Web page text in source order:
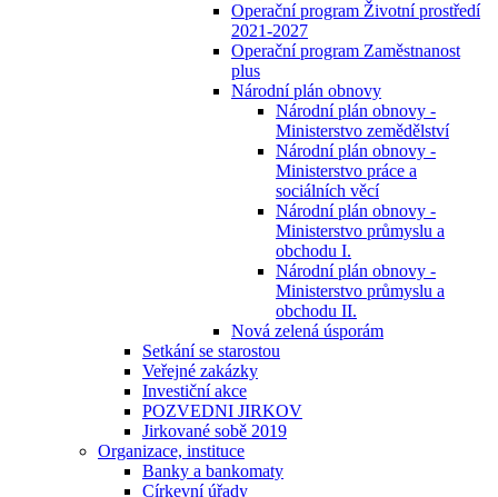
Operační program Životní prostředí
2021-2027
Operační program Zaměstnanost
plus
Národní plán obnovy
Národní plán obnovy -
Ministerstvo zemědělství
Národní plán obnovy -
Ministerstvo práce a
sociálních věcí
Národní plán obnovy -
Ministerstvo průmyslu a
obchodu I.
Národní plán obnovy -
Ministerstvo průmyslu a
obchodu II.
Nová zelená úsporám
Setkání se starostou
Veřejné zakázky
Investiční akce
POZVEDNI JIRKOV
Jirkované sobě 2019
Organizace, instituce
Banky a bankomaty
Církevní úřady